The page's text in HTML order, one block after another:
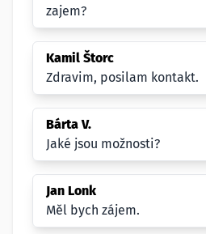
zajem?
Kamil Štorc
Zdravim, posilam kontakt.
Bárta V.
Jaké jsou možnosti?
Jan Lonk
Měl bych zájem.